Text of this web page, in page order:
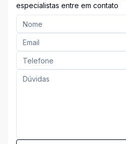
especialistas entre em contato